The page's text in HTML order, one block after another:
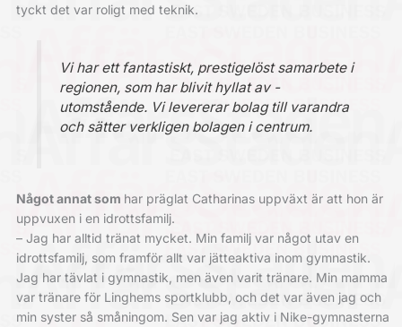
tyckt det var roligt med teknik.
Vi har ett ­fantastiskt, ­prestigelöst ­samarbete i
­regionen, som har blivit hyllat av ­
utomstående. Vi levererar bolag till varandra
och sätter ­verkligen bolagen i centrum.
Något annat som har präglat Catharinas uppväxt är att hon är
uppvuxen i en idrottsfamilj.
– Jag har alltid tränat mycket. Min familj var något utav en
idrottsfamilj, som framför allt var jätteaktiva inom gymnastik.
Jag har tävlat i gymnastik, men även varit ­tränare. Min mamma
var tränare för Linghems sportklubb, och det var även jag och
min syster så småningom. Sen var jag aktiv i Nike-gymnasterna